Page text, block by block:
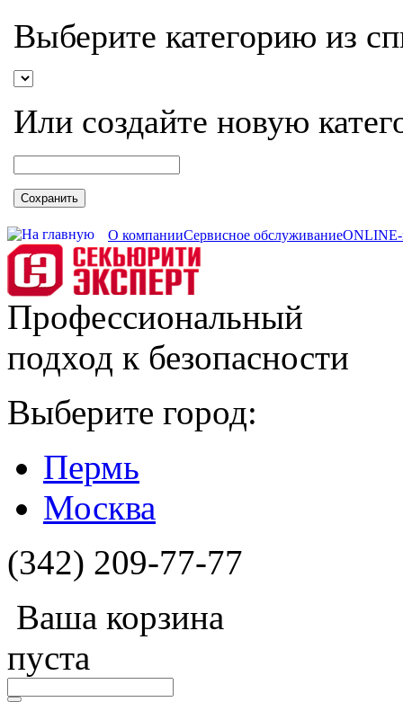
Выберите категорию из
Или создайте новую
Сохранить
О компанииСервисное обслуживаниеONLINE-
Профессиональный
подход к безопасности
Выберите город:
Пермь
Москва
(342) 209-77-77
Ваша корзина
пуста